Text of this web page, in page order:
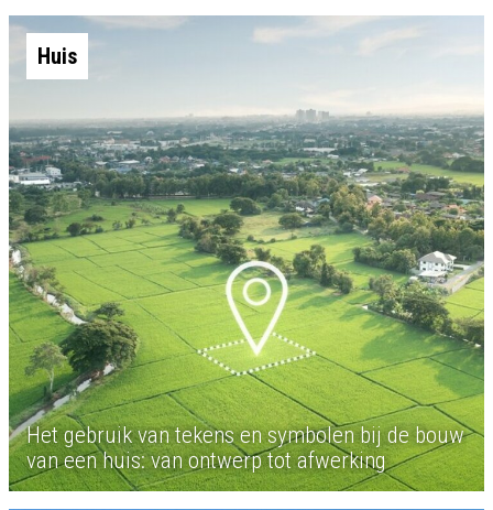
Huis
Het gebruik van tekens en symbolen bij de bouw
van een huis: van ontwerp tot afwerking